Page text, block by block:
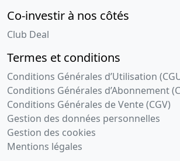
Co-investir à nos côtés
Club Deal
Termes et conditions
Conditions Générales d’Utilisation
Conditions Générales d’Abonnement
Conditions Générales de Vente (CGV)
Gestion des données personnelles
Gestion des cookies
Mentions légales